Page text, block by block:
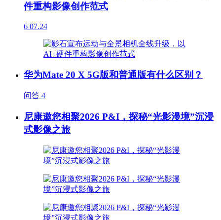
件重构影像创作范式
6 07.24
华为Mate 20 X 5G版和普通版有什么区别？
问答 4
尼康邀您相聚2026 P&I，探秘“光影漫境”沉浸
式影像之旅